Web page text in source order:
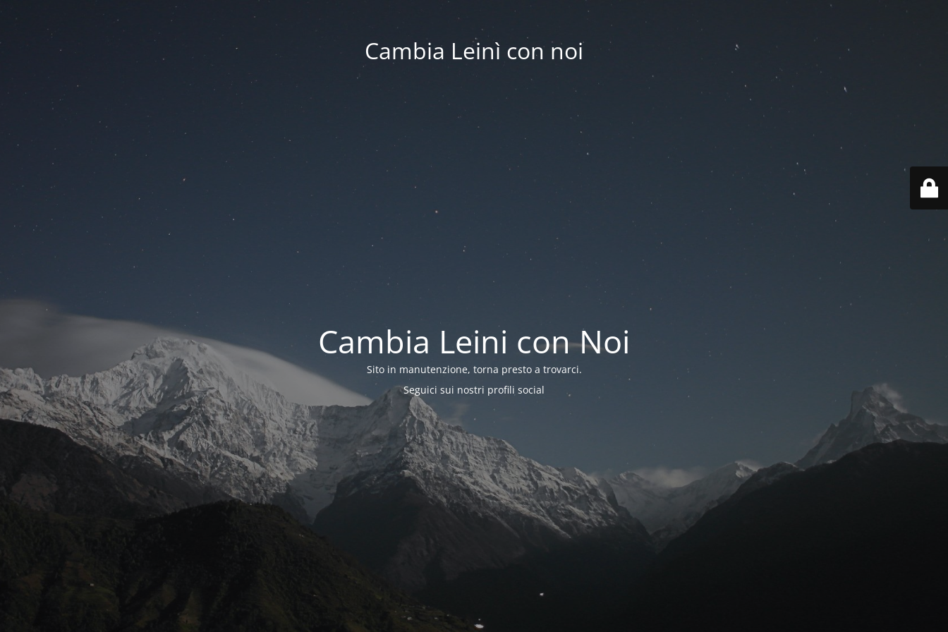
Cambia Leinì con noi
Cambia Leini con Noi
Sito in manutenzione, torna presto a trovarci.
Seguici sui nostri profili social